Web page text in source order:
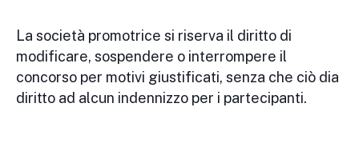
La società promotrice si riserva il diritto di
modificare, sospendere o interrompere il
concorso per motivi giustificati, senza che ciò dia
diritto ad alcun indennizzo per i partecipanti.